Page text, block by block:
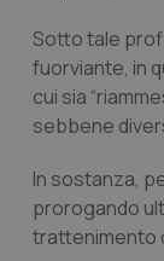
Sotto tale
fuorviante, in
cui sia
sebbene
In sostanza,
prorogando
trattenimento